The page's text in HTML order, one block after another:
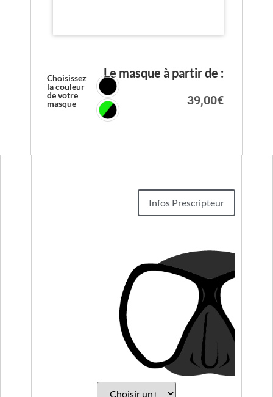
Le masque à partir de :
39,00€
Choisissez
la couleur
de votre
masque
Infos Prescripteur